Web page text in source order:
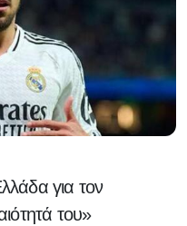
για τον
του»